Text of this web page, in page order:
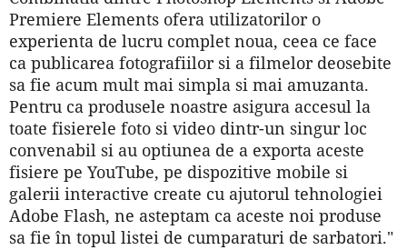
Premiere Elements ofera utilizatorilor o
experienta de lucru complet noua, ceea ce face
ca publicarea fotografiilor si a filmelor deosebite
sa fie acum mult mai simpla si mai amuzanta.
Pentru ca produsele noastre asigura accesul la
toate fisierele foto si video dintr-un singur loc
convenabil si au optiunea de a exporta aceste
fisiere pe YouTube, pe dispozitive mobile si
galerii interactive create cu ajutorul tehnologiei
Adobe Flash, ne asteptam ca aceste noi produse
sa fie în topul listei de cumparaturi de sarbatori."